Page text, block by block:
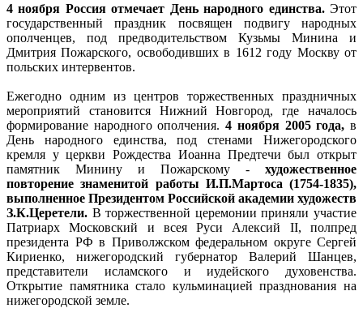
4 ноября Россия отмечает День народного единства. Этот
государственный праздник посвящен подвигу народных
ополченцев, под предводительством Кузьмы Минина и
Дмитрия Пожарского, освободивших в 1612 году Москву от
польских интервентов.
Ежегодно одним из центров торжественных праздничных
мероприятий становится Нижний Новгород, где началось
формирование народного ополчения.4 ноября 2005 года,в
День народного единства, под стенами Нижегородского
кремля у церкви Рождества Иоанна Предтечи был открыт
памятник Минину и Пожарскому - художественное
повторение знаменитой работы И.П.Мартоса (1754-1835),
выполненное Президентом Российской академии художеств
З.К.Церетели. В торжественной церемонии приняли участие
Патриарх Московский и всея Руси Алексий II, полпред
президента РФ в Приволжском федеральном округе Сергей
Кириенко, нижегородский губернатор Валерий Шанцев,
представители исламского и иудейского духовенства.
Открытие памятника стало кульминацией празднования на
нижегородской земле.